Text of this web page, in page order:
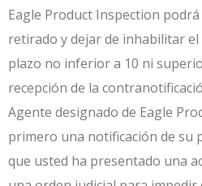
Eagle Product Inspection
retirado y dejar de inhabilitar el
plazo no inferior a 10 ni
recepción de la
Agente designado de Eagle
primero una notificación de su
que usted ha presentado una